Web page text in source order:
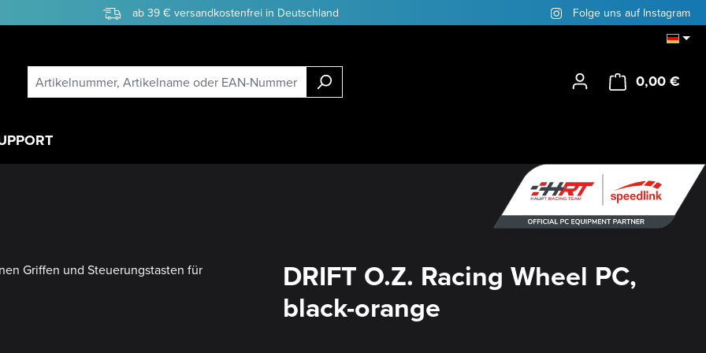
ab 39 € versandkostenfrei in Deutschland Folge uns auf Instagram
0,00 €
DRIFT O.Z. Racing Wheel PC,
black-orange